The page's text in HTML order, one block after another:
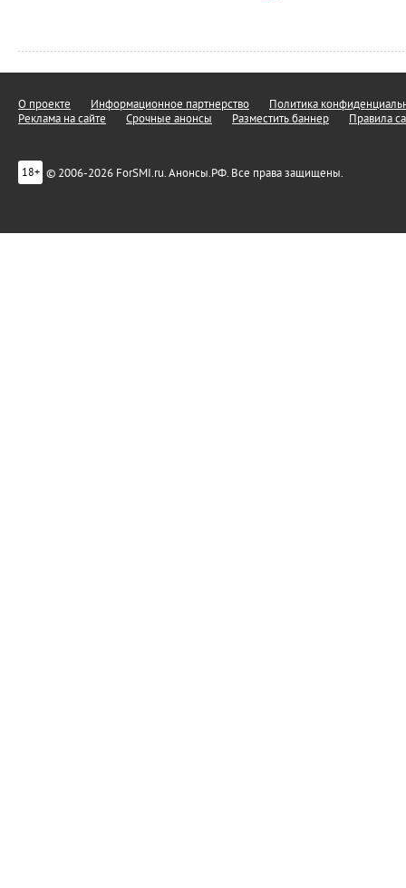
О проекте Информационное партнерство
Политика
Реклама на сайте
Срочные анонсы Разместить баннер Правила
18+ © 2006-2026 ForSMI.ru. Анонсы.РФ. Все права защищены.